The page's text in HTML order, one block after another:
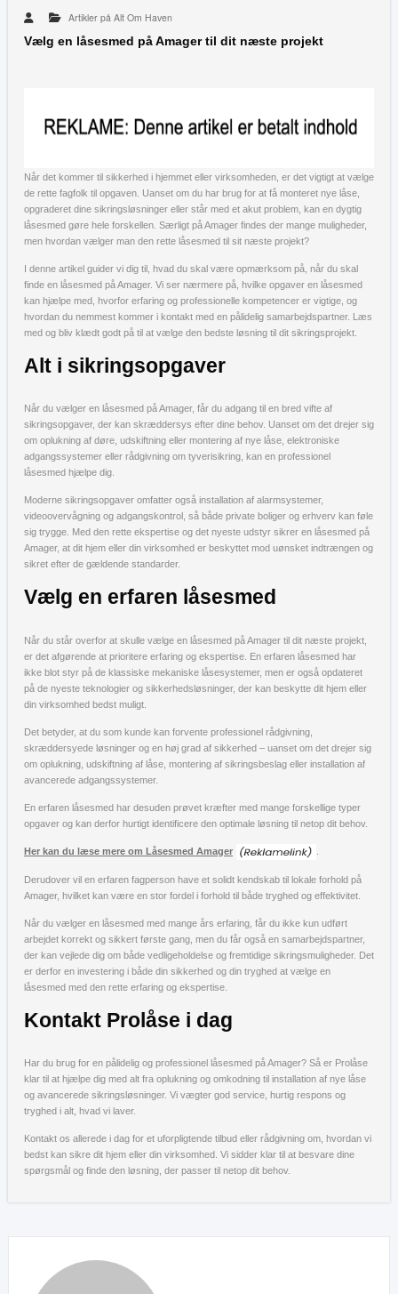
Artikler på Alt Om Haven
Vælg en låsesmed på Amager til dit næste projekt
Når det kommer til sikkerhed i hjemmet eller virksomheden, er det vigtigt at vælge
de rette fagfolk til opgaven. Uanset om du har brug for at få monteret nye låse,
opgraderet dine sikringsløsninger eller står med et akut problem, kan en dygtig
låsesmed gøre hele forskellen. Særligt på Amager findes der mange muligheder,
men hvordan vælger man den rette låsesmed til sit næste projekt?
I denne artikel guider vi dig til, hvad du skal være opmærksom på, når du skal
finde en låsesmed på Amager. Vi ser nærmere på, hvilke opgaver en låsesmed
kan hjælpe med, hvorfor erfaring og professionelle kompetencer er vigtige, og
hvordan du nemmest kommer i kontakt med en pålidelig samarbejdspartner. Læs
med og bliv klædt godt på til at vælge den bedste løsning til dit sikringsprojekt.
Alt i sikringsopgaver
Når du vælger en låsesmed på Amager, får du adgang til en bred vifte af
sikringsopgaver, der kan skræddersys efter dine behov. Uanset om det drejer sig
om oplukning af døre, udskiftning eller montering af nye låse, elektroniske
adgangssystemer eller rådgivning om tyverisikring, kan en professionel
låsesmed hjælpe dig.
Moderne sikringsopgaver omfatter også installation af alarmsystemer,
videoovervågning og adgangskontrol, så både private boliger og erhverv kan føle
sig trygge. Med den rette ekspertise og det nyeste udstyr sikrer en låsesmed på
Amager, at dit hjem eller din virksomhed er beskyttet mod uønsket indtrængen og
sikret efter de gældende standarder.
Vælg en erfaren låsesmed
Når du står overfor at skulle vælge en låsesmed på Amager til dit næste projekt,
er det afgørende at prioritere erfaring og ekspertise. En erfaren låsesmed har
ikke blot styr på de klassiske mekaniske låsesystemer, men er også opdateret
på de nyeste teknologier og sikkerhedsløsninger, der kan beskytte dit hjem eller
din virksomhed bedst muligt.
Det betyder, at du som kunde kan forvente professionel rådgivning,
skræddersyede løsninger og en høj grad af sikkerhed – uanset om det drejer sig
om oplukning, udskiftning af låse, montering af sikringsbeslag eller installation af
avancerede adgangssystemer.
En erfaren låsesmed har desuden prøvet kræfter med mange forskellige typer
opgaver og kan derfor hurtigt identificere den optimale løsning til netop dit behov.
Her kan du læse mere om Låsesmed Amager
Derudover vil en erfaren fagperson have et solidt kendskab til lokale forhold på
Amager, hvilket kan være en stor fordel i forhold til både tryghed og effektivitet.
Når du vælger en låsesmed med mange års erfaring, får du ikke kun udført
arbejdet korrekt og sikkert første gang, men du får også en samarbejdspartner,
der kan vejlede dig om både vedligeholdelse og fremtidige sikringsmuligheder. Det
er derfor en investering i både din sikkerhed og din tryghed at vælge en
låsesmed med den rette erfaring og ekspertise.
Kontakt Prolåse i dag
Har du brug for en pålidelig og professionel låsesmed på Amager? Så er Prolåse
klar til at hjælpe dig med alt fra oplukning og omkodning til installation af nye låse
og avancerede sikringsløsninger. Vi vægter god service, hurtig respons og
tryghed i alt, hvad vi laver.
Kontakt os allerede i dag for et uforpligtende tilbud eller rådgivning om, hvordan vi
bedst kan sikre dit hjem eller din virksomhed. Vi sidder klar til at besvare dine
spørgsmål og finde den løsning, der passer til netop dit behov.